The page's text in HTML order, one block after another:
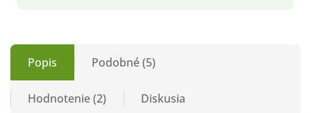
Popis Podobné (5)
Hodnotenie (2) Diskusia